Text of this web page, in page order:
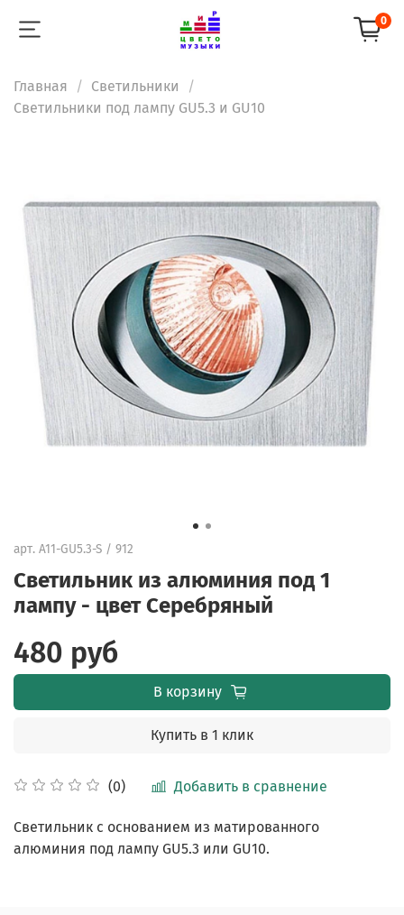
0
Главная
Светильники
Светильники под лампу GU5.3 и GU10
арт. A11-GU5.3-S / 912
Светильник из алюминия под 1
лампу - цвет Серебряный
(0) Добавить в сравнение
480 руб
В корзину
Купить в 1 клик
Светильник с основанием из матированного
алюминия под лампу GU5.3 или GU10.